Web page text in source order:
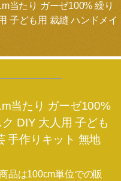
当たり ガーゼ100% 繰り
子ども用 裁縫 ハンドメイ
当たり ガーゼ100%
DIY 大人用 子ども
手作りキット 無地
品は100cm単位での販